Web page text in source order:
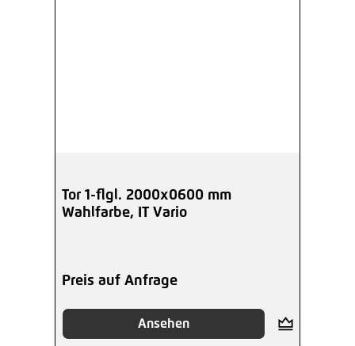
Tor 1-flgl. 2000x0600 mm
Wahlfarbe, IT Vario
Preis auf Anfrage
Ansehen